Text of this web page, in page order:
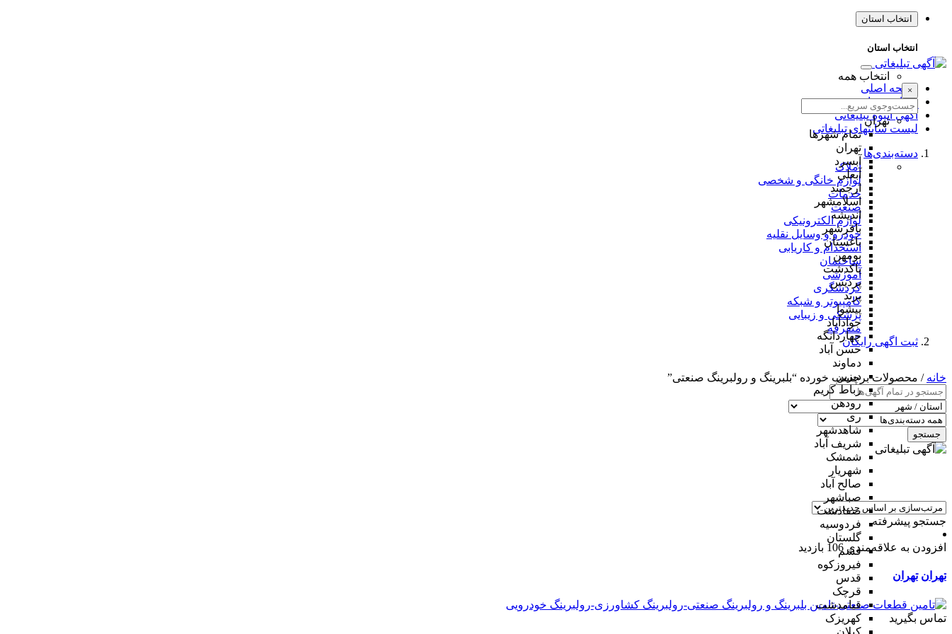
انتخاب استان
انتخاب استان
انتخاب همه
×
تهران
تمام شهر‌ها
تهران
آبسرد
آبعلی
ارجمند
اسلامشهر
اندیشه
باقرشهر
باغستان
بومهن
پاکدشت
پردیس
پرند
پیشوا
جوادآباد
چهاردانگه
حسن آباد
دماوند
دیزین
رباط کریم
رودهن
ری
شاهدشهر
شریف آباد
شمشک
شهریار
صالح آباد
صباشهر
صفادشت
فردوسیه
گلستان
فشم
فیروزکوه
قدس
قرچک
قیامدشت
کهریزک
صفحه اصلی
طراحی سایت
آگهی انبوه تبلیغاتی
لیست سایتهای تبلیغاتی
دسته‌بندی‌ها
املاک
لوازم خانگی و شخصی
خدمات
صنعت
لوازم الکترونیکی
خودرو و وسایل نقلیه
استخدام و کاریابی
ساختمان
آموزشی
گردشگری
کامپیوتر و شبکه
پزشکی و زیبایی
متفرقه
ثبت اگهی رایگان
خانه / محصولات برچسب خورده “بلبرینگ و رولبرینگ صنعتی”
جستجو
جستجو پیشرفته
افزودن به علاقه‌مندی 106 بازدید
تهران تهران
تماس بگیرید